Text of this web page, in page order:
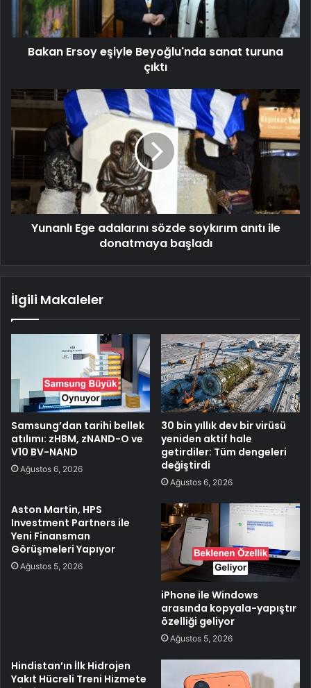
Bakan Ersoy eşiyle Beyoğlu'nda sanat turuna
çıktı
Yunanlı Ege adalarını sözde soykırım anıtı ile
donatmaya başladı
İlgili Makaleler
Samsung’dan tarihi bellek
atılımı: zHBM, zNAND-O ve
V10 BV-NAND
Ağustos 6, 2026
30 bin yıllık dev bir virüsü
yeniden aktif hale
getirdiler: Tüm dengeleri
değiştirdi
Ağustos 6, 2026
Aston Martin, HPS
Investment Partners ile
Yeni Finansman
Görüşmeleri Yapıyor
Ağustos 5, 2026
iPhone ile Windows
arasında kopyala-yapıştır
özelliği geliyor
Ağustos 5, 2026
Hindistan’ın İlk Hidrojen
Yakıt Hücreli Treni Hizmete